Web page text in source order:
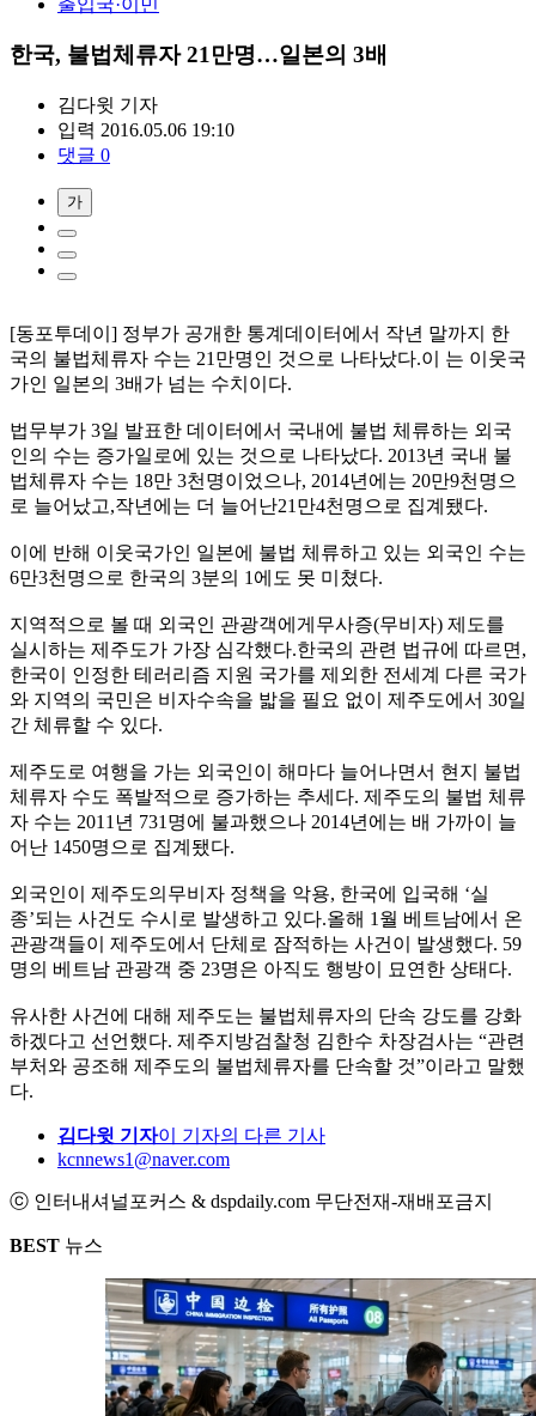
한국, 불법체류자 21만명…일본의 3배
김다윗 기자
입력 2016.05.06 19:10
댓글 0
가
[동포투데이] 정부가 공개한 통계데이터에서 작년 말까지 한
국의 불법체류자 수는 21만명인 것으로 나타났다.이 는 이웃국
가인 일본의 3배가 넘는 수치이다.
법무부가 3일 발표한 데이터에서 국내에 불법 체류하는 외국
인의 수는 증가일로에 있는 것으로 나타났다. 2013년 국내 불
법체류자 수는 18만 3천명이었으나, 2014년에는 20만9천명으
로 늘어났고,작년에는 더 늘어난21만4천명으로 집계됐다.
이에 반해 이웃국가인 일본에 불법 체류하고 있는 외국인 수는
6만3천명으로 한국의 3분의 1에도 못 미쳤다.
지역적으로 볼 때 외국인 관광객에게무사증(무비자) 제도를
실시하는 제주도가 가장 심각했다.한국의 관련 법규에 따르면,
한국이 인정한 테러리즘 지원 국가를 제외한 전세계 다른 국가
와 지역의 국민은 비자수속을 밟을 필요 없이 제주도에서 30일
간 체류할 수 있다.
제주도로 여행을 가는 외국인이 해마다 늘어나면서 현지 불법
체류자 수도 폭발적으로 증가하는 추세다. 제주도의 불법 체류
자 수는 2011년 731명에 불과했으나 2014년에는 배 가까이 늘
어난 1450명으로 집계됐다.
외국인이 제주도의무비자 정책을 악용, 한국에 입국해 ‘실
종’되는 사건도 수시로 발생하고 있다.올해 1월 베트남에서 온
관광객들이 제주도에서 단체로 잠적하는 사건이 발생했다. 59
명의 베트남 관광객 중 23명은 아직도 행방이 묘연한 상태다.
유사한 사건에 대해 제주도는 불법체류자의 단속 강도를 강화
하겠다고 선언했다. 제주지방검찰청 김한수 차장검사는 “관련
부처와 공조해 제주도의 불법체류자를 단속할 것”이라고 말했
다.
김다윗 기자이 기자의 다른 기사
kcnnews1@naver.com
ⓒ 인터내셔널포커스 & dspdaily.com 무단전재-재배포금지
BEST 뉴스